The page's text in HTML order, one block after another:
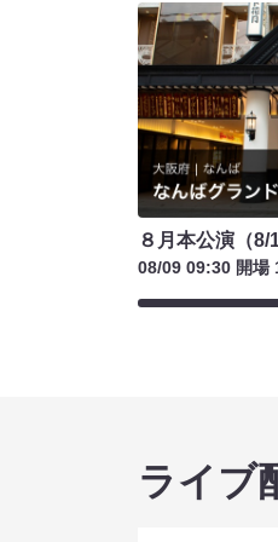
８月本公演（8/
08/09 09:30 開場
ライブ